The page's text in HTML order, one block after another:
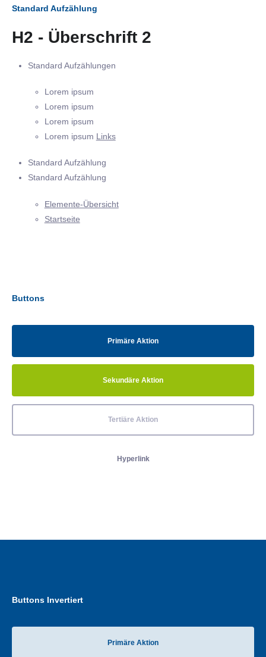
Standard Aufzählung
H2 - Überschrift 2
Standard Aufzählungen
Lorem ipsum
Lorem ipsum
Lorem ipsum
Lorem ipsum Links
Standard Aufzählung
Standard Aufzählung
Elemente-Übersicht
Startseite
Buttons
Primäre Aktion
Sekundäre Aktion
Tertiäre Aktion
Hyperlink
Buttons Invertiert
Primäre Aktion